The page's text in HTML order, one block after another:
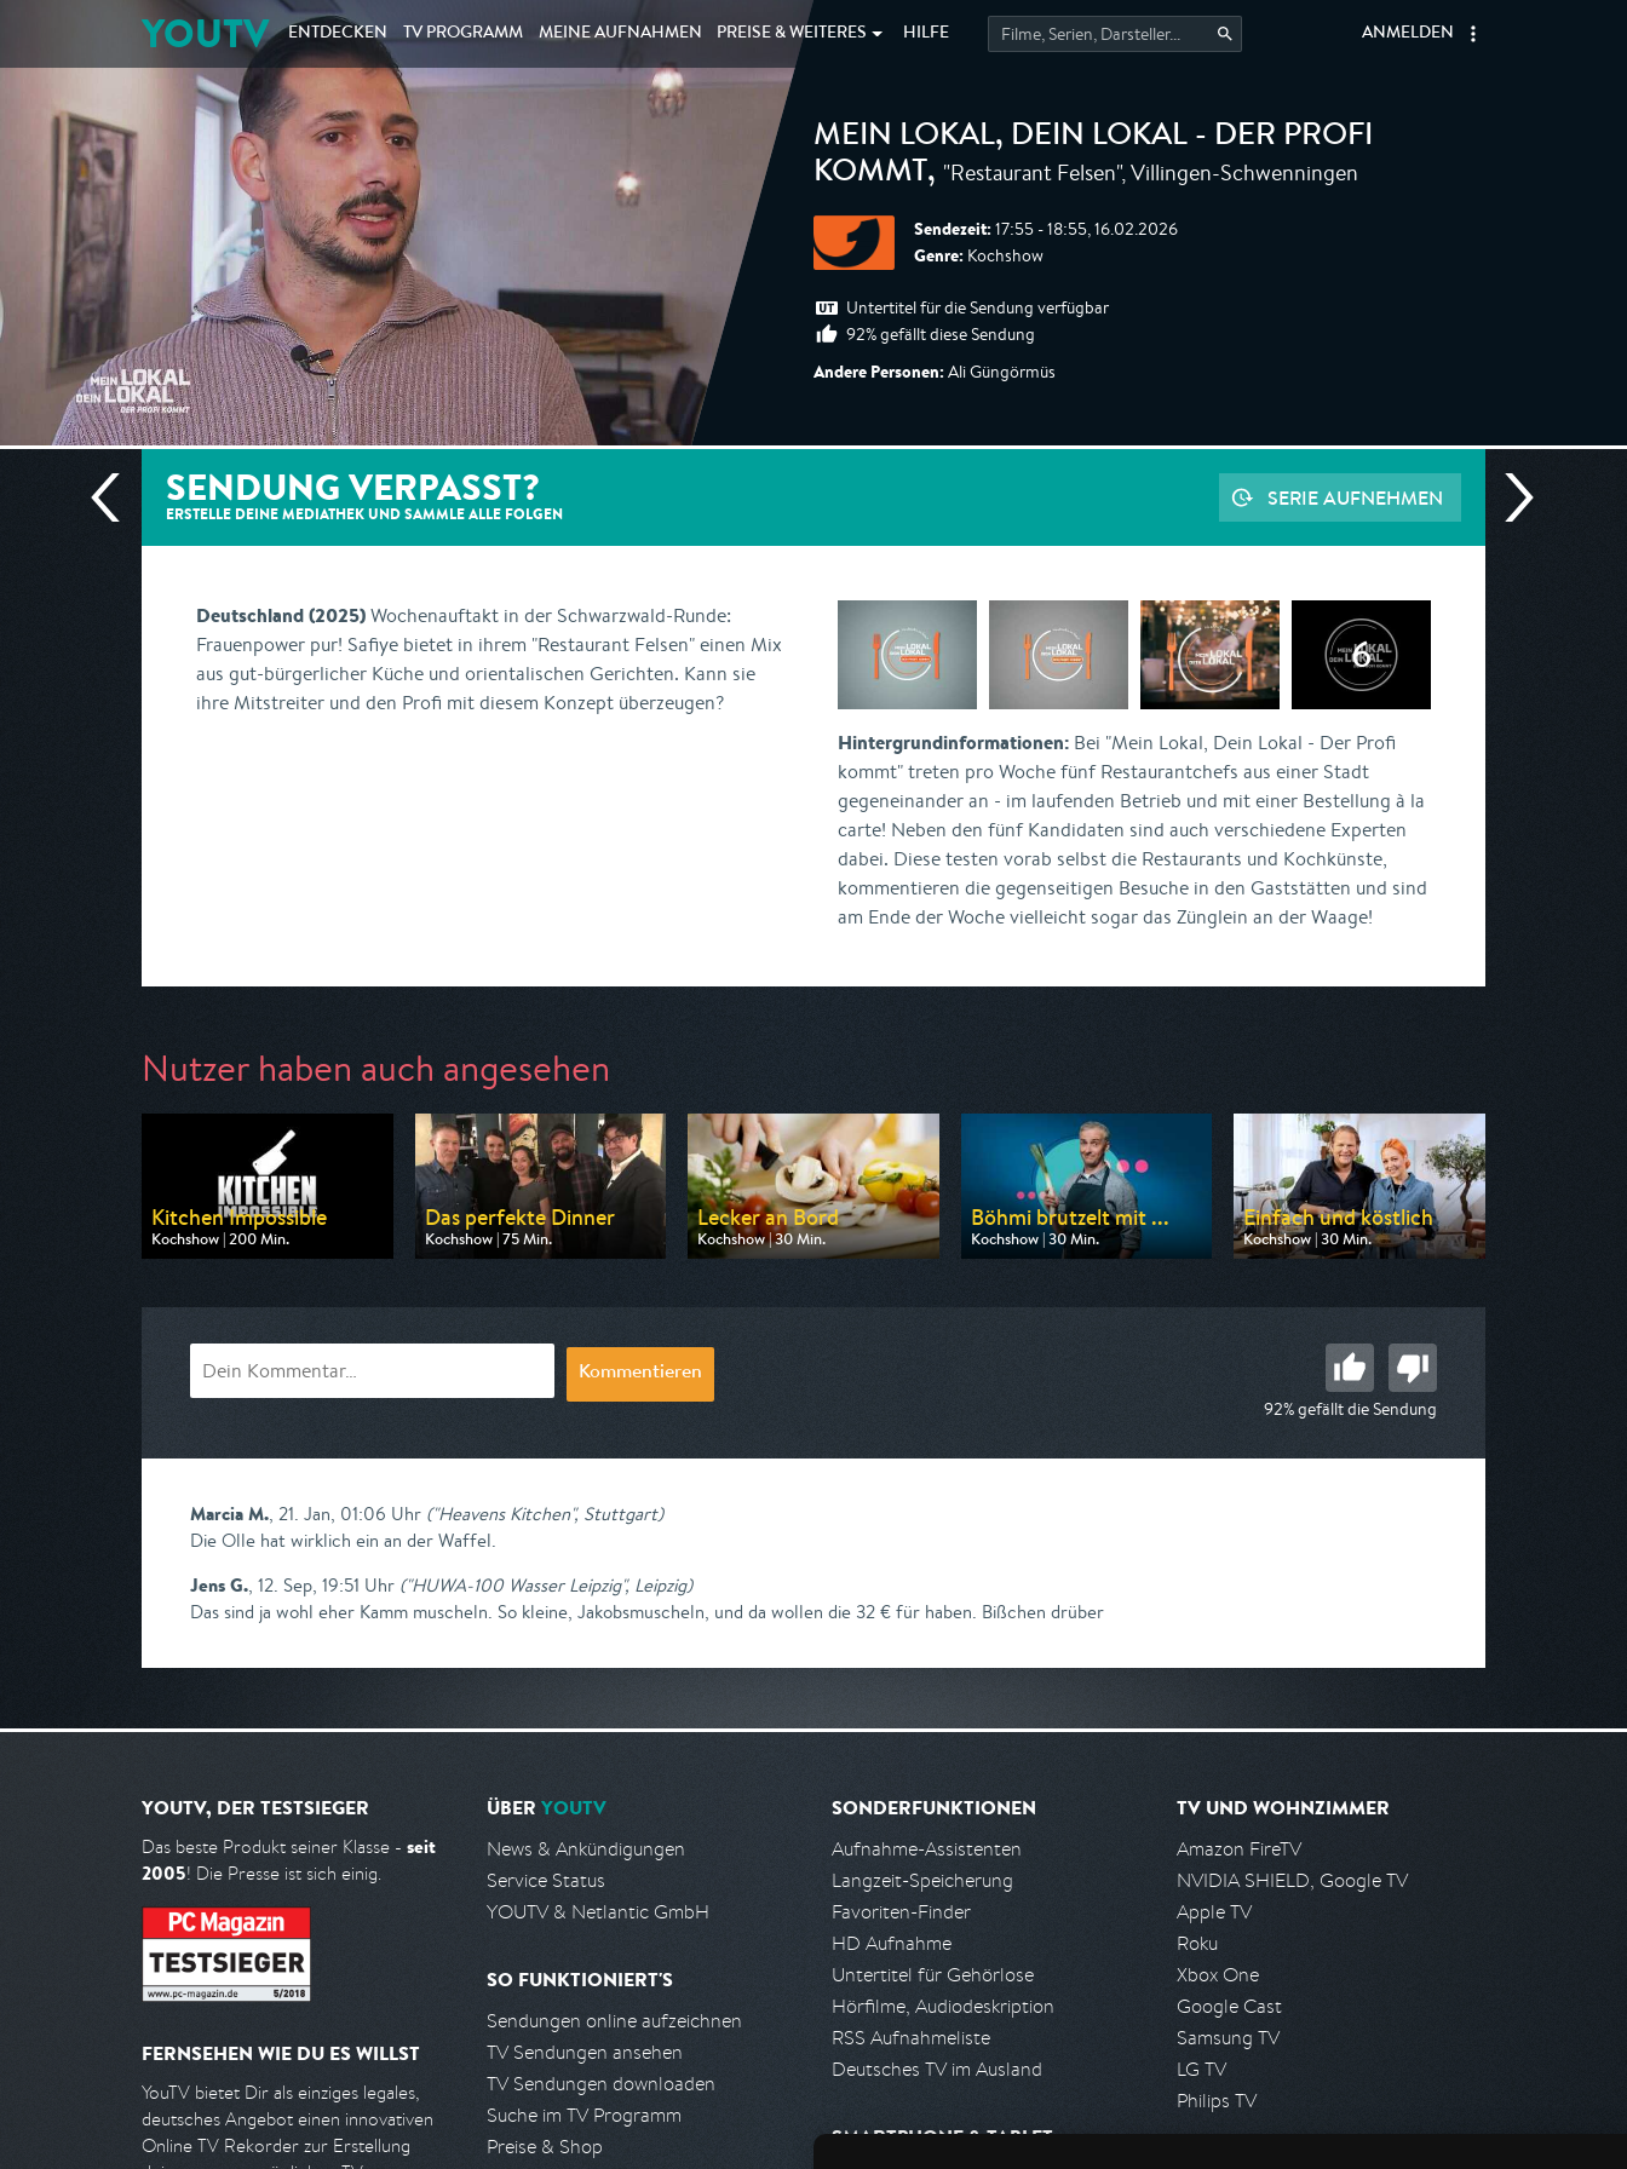
YOUTV ENTDECKEN TV PROGRAMM MEINEAUFNAHMEN PREISE & WEITERES HILFE ANMELDEN
MEIN LOKAL, DEIN LOKAL - DER PROFI
KOMMT, "Restaurant Felsen", Villingen-Schwenningen
Sendezeit: 17:55 - 18:55, 16.02.2026
Genre: Kochshow
Untertitel für die Sendung verfügbar
92% gefällt diese Sendung
Andere Personen: Ali Güngörmüs
SENDUNG VERPASST?
ERSTELLE DEINE MEDIATHEK UND SAMMLE ALLE FOLGEN
SERIE AUFNEHMEN
Deutschland (2025)Wochenauftakt in der Schwarzwald-Runde:
Frauenpower pur! Safiye bietet in ihrem "Restaurant Felsen" einen Mix
aus gut-bürgerlicher Küche und orientalischen Gerichten. Kann sie
ihre Mitstreiter und den Profi mit diesem Konzept überzeugen?
Hintergrundinformationen: Bei "Mein Lokal, Dein Lokal - Der Profi
kommt" treten pro Woche fünf Restaurantchefs aus einer Stadt
gegeneinander an - im laufenden Betrieb und mit einer Bestellung à la
carte! Neben den fünf Kandidaten sind auch verschiedene Experten
dabei. Diese testen vorab selbst die Restaurants und Kochkünste,
kommentieren die gegenseitigen Besuche in den Gaststätten und sind
am Ende der Woche vielleicht sogar das Zünglein an der Waage!
Nutzer haben auch angesehen
Kitchen Impossible
Kochshow | 200 Min.
Ausgestrahlt von VOX
Das perfekte Dinner
Kochshow | 75 Min.
Ausgestrahlt von VOX
Lecker an Bord
Kochshow | 30 Min.
Ausgestrahlt von WDR
Böhmi brutzelt mit ...
Kochshow | 30 Min.
Ausgestrahlt von ZDF neo
Einfach und köstlich
Kochshow | 30 Min.
Ausgestrahlt von WDR
Kommentieren
92% gefällt die Sendung
Marcia M., 21. Jan, 01:06 Uhr ("Heavens Kitchen", Stuttgart)
Die Olle hat wirklich ein an der Waffel.
Jens G., 12. Sep, 19:51 Uhr ("HUWA-100 Wasser Leipzig", Leipzig)
Das sind ja wohl eher Kamm muscheln. So kleine, Jakobsmuscheln, und da wollen die 32 € für haben. Bißchen drüber
YOUTV, DER TESTSIEGER
Das beste Produkt seiner Klasse - seit
2005! Die Presse ist sich einig.
FERNSEHEN WIE DU ES WILLST
YouTV bietet Dir als einziges legales,
deutsches Angebot einen innovativen
Online TV Rekorder zur Erstellung
ÜBER YOUTV
News & Ankündigungen
Service Status
YOUTV & Netlantic GmbH
SO FUNKTIONIERT'S
Sendungen online aufzeichnen
TV Sendungen ansehen
TV Sendungen downloaden
Suche im TV Programm
Preise & Shop
SONDERFUNKTIONEN
Aufnahme-Assistenten
Langzeit-Speicherung
Favoriten-Finder
HD Aufnahme
Untertitel für Gehörlose
Hörfilme, Audiodeskription
RSS Aufnahmeliste
Deutsches TV im Ausland
SMARTPHONE & TABLET
TV UND WOHNZIMMER
Amazon FireTV
NVIDIA SHIELD, Google TV
Apple TV
Roku
Xbox One
Google Cast
Samsung TV
LG TV
Philips TV